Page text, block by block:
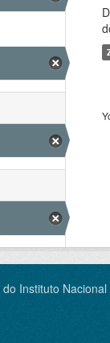
Instituto